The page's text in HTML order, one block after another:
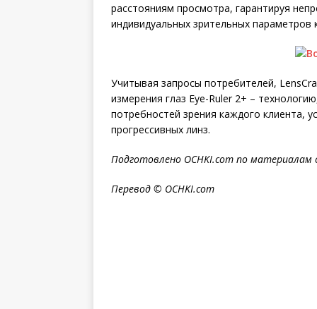
расстояниям просмотра, гарантируя
индивидуальных зрительных параметров
Учитывая запросы потребителей,
измерения глаз Eye-Ruler 2+ –
потребностей зрения каждого клиента,
прогрессивных линз.
Подготовлено OCHKI.com по материалам
Перевод © OCHKI.com